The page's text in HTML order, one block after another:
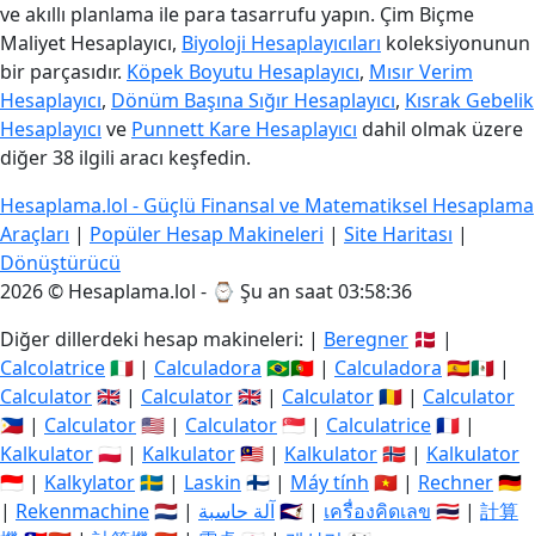
ve akıllı planlama ile para tasarrufu yapın. Çim Biçme
Maliyet Hesaplayıcı, Biyoloji Hesaplayıcıları koleksiyonunun
bir parçasıdır. Köpek Boyutu Hesaplayıcı, Mısır Verim
Hesaplayıcı, Dönüm Başına Sığır Hesaplayıcı, Kısrak Gebelik
Hesaplayıcı ve Punnett Kare Hesaplayıcı dahil olmak üzere
diğer 38 ilgili aracı keşfedin.
Hesaplama.lol - Güçlü Finansal ve Matematiksel Hesaplama
Araçları | Popüler Hesap Makineleri | Site Haritası |
Dönüştürücü
2026 © Hesaplama.lol - ⌚ Şu an saat 03:58:37
Diğer dillerdeki hesap makineleri: | Beregner 🇩🇰 |
Calcolatrice🇮🇹 | Calculadora 🇧🇷🇵🇹 | Calculadora 🇪🇸🇲🇽 |
Calculator🇬🇧 | Calculator🇬🇧 | Calculator🇷🇴 | Calculator
🇵🇭 | Calculator🇺🇸 | Calculator🇸🇬 | Calculatrice🇫🇷 |
Kalkulator🇵🇱 | Kalkulator🇲🇾 | Kalkulator🇳🇴 | Kalkulator
🇮🇩 | Kalkylator🇸🇪 | Laskin 🇫🇮 | Máy tính 🇻🇳 | Rechner🇩🇪
| Rekenmachine🇳🇱 | آلة حاسبة🇸🇦 | เครื่องคิดเลข 🇹🇭 | 計算